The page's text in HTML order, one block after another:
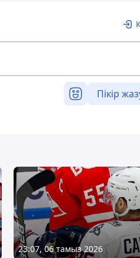
Пікір
23:07, 06 тамыз 2026